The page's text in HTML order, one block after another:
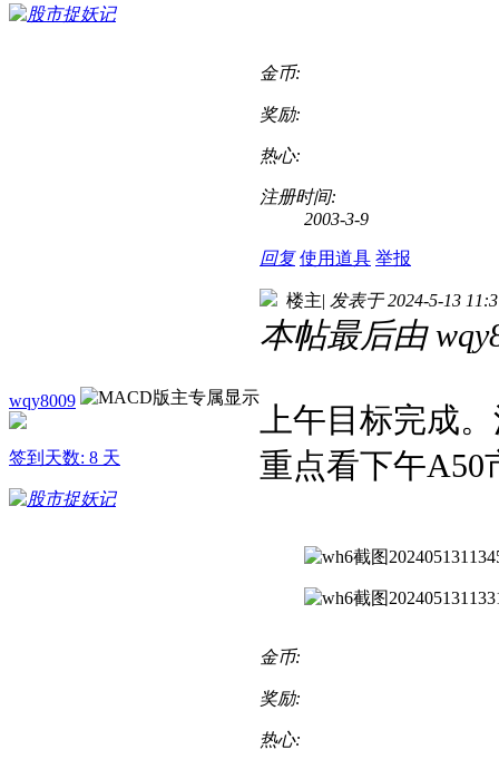
金币:
奖励:
热心:
注册时间:
2003-3-9
回复 使用道具 举报
wqy8009
签到天数: 8 天
楼主| 发表于 2024-5-13
本帖最后由
上午目标完成
重点看下午A50
金币:
奖励:
热心: